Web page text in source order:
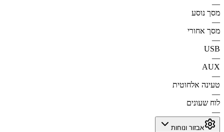
—
מסך נוסע
—
מסך אחורי
—
USB
—
AUX
—
טעינה אלחוטית
—
לוח שעונים
—
אבזור ונוחות